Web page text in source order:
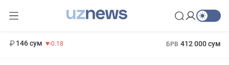
146 сум -0.18 БРВ 412 000 сум